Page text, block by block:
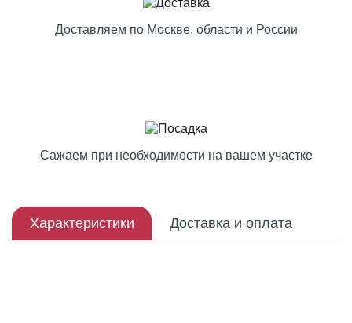
Доставляем по Москве, области и России
Сажаем при необходимости на вашем участке
Характеристики Доставка и оплата